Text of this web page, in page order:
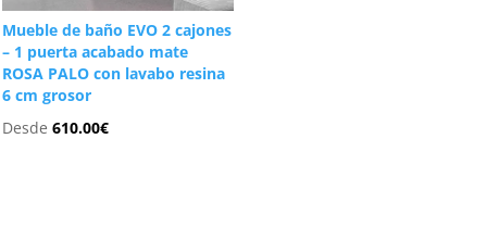
Mueble de baño EVO 2 cajones
– 1 puerta acabado mate
ROSA PALO con lavabo resina
6 cm grosor
Desde610.00€